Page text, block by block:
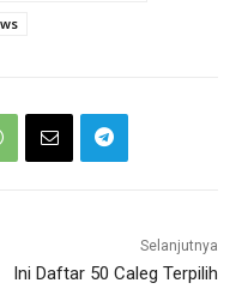
Selanjutnya
Ini Daftar 50 Caleg Terpilih